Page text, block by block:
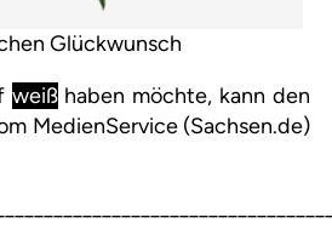
Glückwunsch
weißhaben möchte, kann den
MedienService (Sachsen.de)